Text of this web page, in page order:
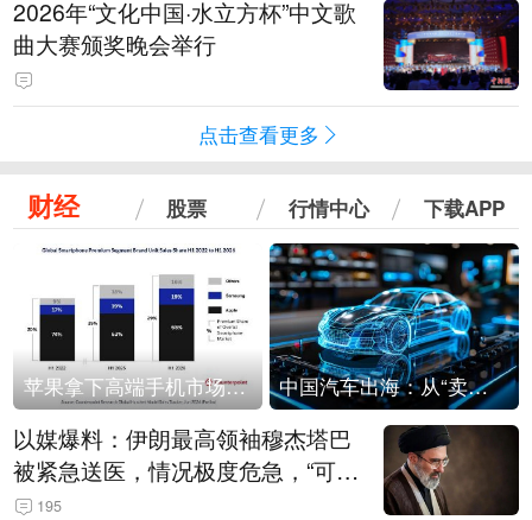
2026年“文化中国·水立方杯”中文歌
曲大赛颁奖晚会举行
点击查看更多
财经 股票 行情中心 下载APP
苹果拿下高端手机市场65%的份额：iPhone 17系列功不可没 中国汽车出海：从“卖出去”到“走进去”
以媒爆料：伊朗最高领袖穆杰塔巴
被紧急送医，情况极度危急，“可能
随时会死去”
195